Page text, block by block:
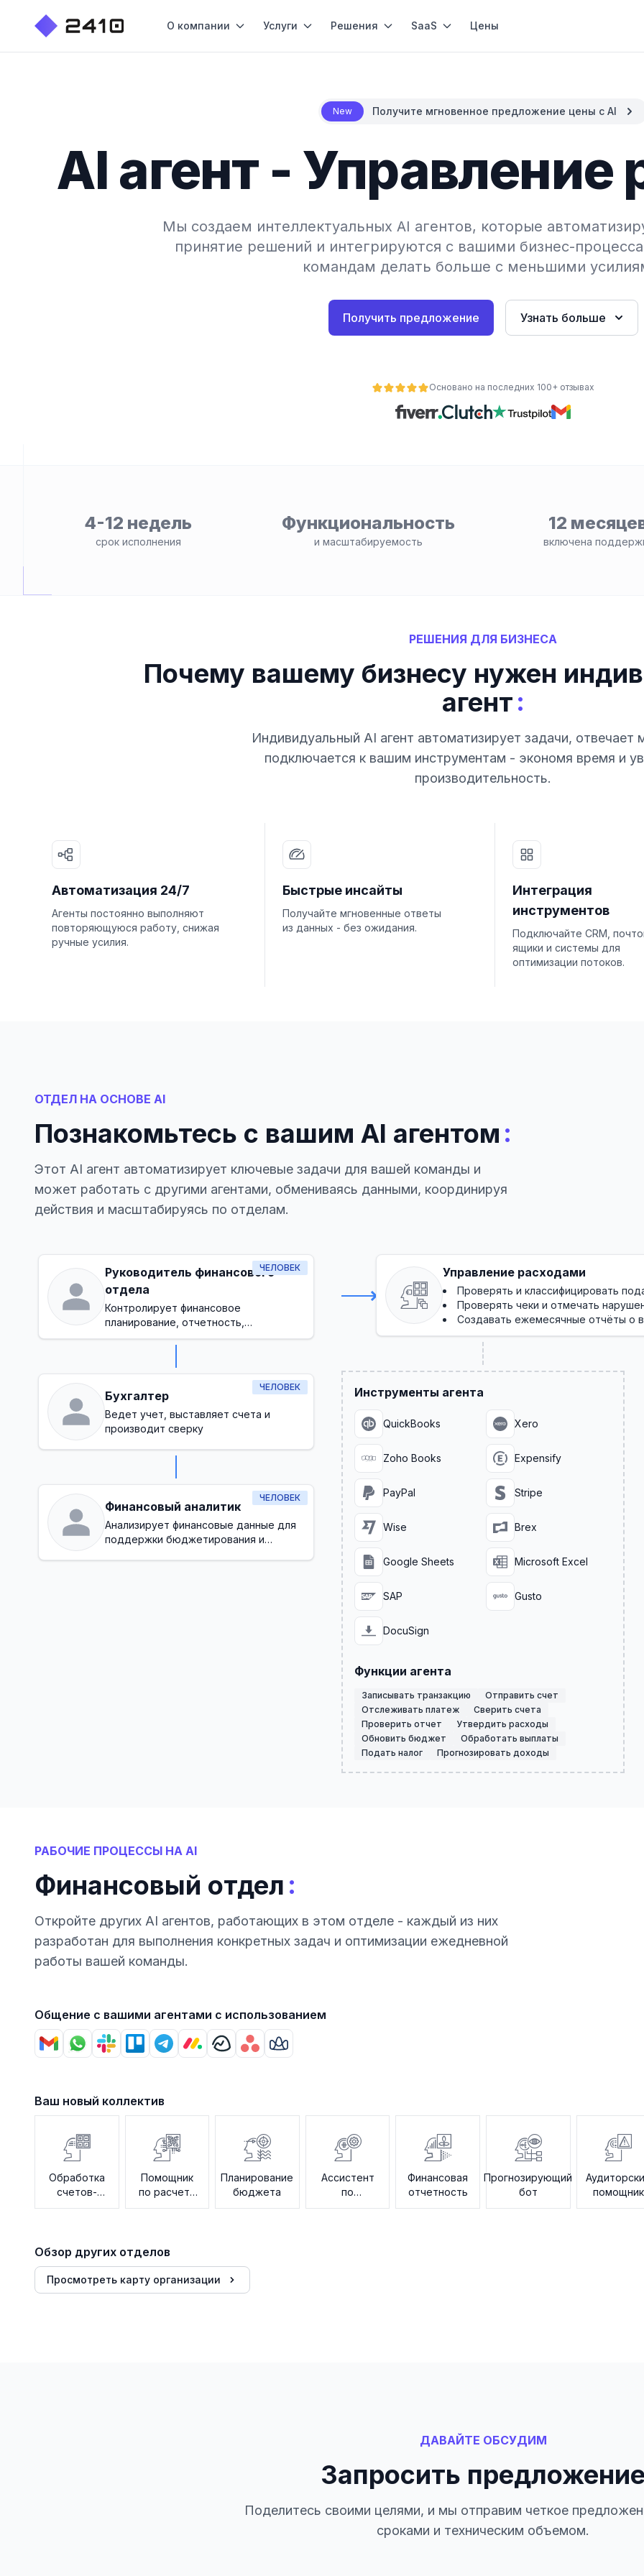
О компании Услуги Решения SaaS Цены
New Получите мгновенное предложение цены с AI
AI агент - Управление
Мы создаем интеллектуальных AI агентов, которые
принятие решений и интегрируются с вашими бизнес-
командам делать больше с меньшими
Получить предложение Узнать больше
Основано на последних 100+ отзывах
4-12 недель
срок исполнения
Функциональность
и масштабируемость
12
включена
РЕШЕНИЯ ДЛЯ БИЗНЕСА
Почему вашему бизнесу нужен
агент:
Индивидуальный AI агент автоматизирует задачи, отвечает
подключается к вашим инструментам - экономя время и
производительность.
Автоматизация 24/7
Агенты постоянно выполняют
повторяющуюся работу, снижая
ручные усилия.
Быстрые инсайты
Получайте мгновенные ответы
из данных - без ожидания.
Интеграция
инструментов
Подключайте CRM,
ящики и системы для
оптимизации потоков.
ОТДЕЛ НА ОСНОВЕ AI
Познакомьтесь с вашим AI агентом :
Этот AI агент автоматизирует ключевые задачи для вашей команды и
может работать с другими агентами, обмениваясь данными, координируя
действия и масштабируясь по отделам.
ЧЕЛОВЕК
Руководитель финансового
отдела
Контролирует финансовое
планирование, отчетность,
соблюдение норм и управление
ЧЕЛОВЕК
Бухгалтер
Ведет учет, выставляет счета и
производит сверку
ЧЕЛОВЕК
Финансовый аналитик
Анализирует финансовые данные для
поддержки бюджетирования и
Управление расходами
Проверять и классифицировать
Проверять чеки и отмечать
Создавать ежемесячные отчёты о
Инструменты агента
QuickBooks Xero
Zoho Books Expensify
PayPal Stripe
Wise Brex
Google Sheets Microsoft Excel
SAP Gusto
DocuSign
Функции агента
Записывать транзакцию
Отправить счет
Отслеживать платеж
Сверить счета
Проверить отчет
Утвердить расходы
Обновить бюджет
Обработать выплаты
Подать налог
Прогнозировать доходы
РАБОЧИЕ ПРОЦЕССЫ НА AI
Финансовый отдел :
Откройте других AI агентов, работающих в этом отделе - каждый из них
разработан для выполнения конкретных задач и оптимизации ежедневной
работы вашей команды.
Общение с вашими агентами с использованием
Ваш новый коллектив
Обработка
счетов-
фактур
Помощник
по расчету
заработной
Планирование
бюджета
Ассистент
по
подготовке
Финансовая
отчетность
Прогнозирующий
бот
помощник
Обзор других отделов
Просмотреть карту организации
ДАВАЙТЕ ОБСУДИМ
Запросить предложение
Поделитесь своими целями, и мы отправим четкое
сроками и техническим объемом.